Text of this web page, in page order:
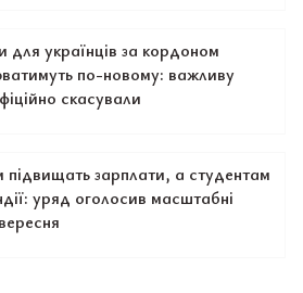
для українців за кордоном
по-новому: важливу
скасували
підвищать зарплати, а студентам
уряд оголосив масштабні